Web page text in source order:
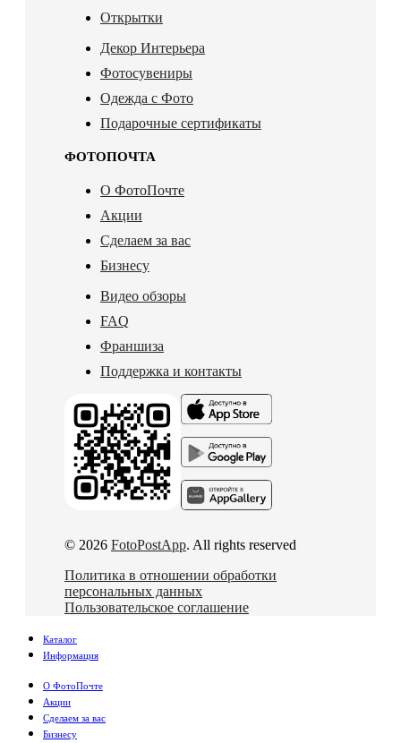
Открытки
Декор Интерьера
Фотосувениры
Одежда с Фото
Подарочные сертификаты
ФОТОПОЧТА
О ФотоПочте
Акции
Сделаем за вас
Бизнесу
Видео обзоры
FAQ
Франшиза
Поддержка и контакты
© 2026 FotoPostApp. All rights reserved
Политика в отношении обработки
персональных данных
Пользовательское соглашение
Каталог
Информация
О ФотоПочте
Акции
Сделаем за вас
Бизнесу